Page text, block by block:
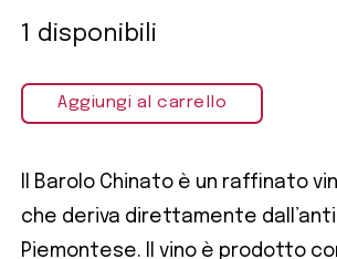
1 disponibili
Aggiungi al carrello
Il Barolo Chinato è un raffinato
che deriva direttamente
Piemontese. Il vino è prodotto